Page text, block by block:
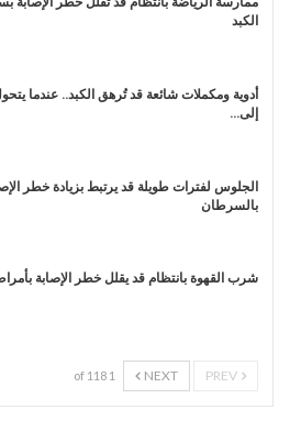
الكبد
أدوية ومكملات شائعة قد تُرهق الكبد.. عندما
إلى…
الجلوس لفترات طويلة قد يرتبط بزيادة خطر
بالسرطان
شرب القهوة بانتظام قد يقلل خطر الإصابة
NEXT
1 of 118